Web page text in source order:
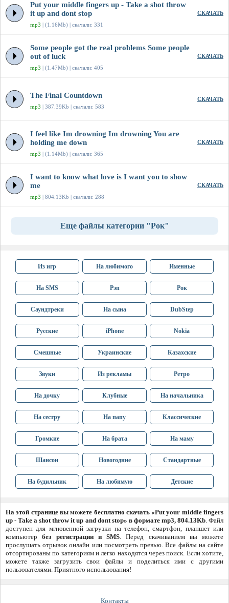
Put your middle fingers up - Take a shot throw
it up and dont stop
mp3 | (1.16Mb) | скачали: 331
СКАЧАТЬ
Some people got the real problems Some people
out of luck
mp3 | (1.47Mb) | скачали: 405
СКАЧАТЬ
The Final Countdown
mp3 | 387.39Kb | скачали: 583
СКАЧАТЬ
I feel like Im drowning Im drowning You are
holding me down
mp3 | (1.14Mb) | скачали: 365
СКАЧАТЬ
I want to know what love is I want you to show
me
mp3 | 804.13Kb | скачали: 288
СКАЧАТЬ
Еще файлы категории "Рок"
Из игр На любимого Именные
На SMS Рэп Рок
Саундтреки На сына DubStep
Русские iPhone Nokia
Смешные Украинские Казахские
Звуки Из рекламы Ретро
На дочку Клубные На начальника
На сестру На папу Классические
Громкие На брата На маму
Шансон Новогодние Стандартные
На будильник На любимую Детские
На этой странице вы можете бесплатно скачать «Put your middle fingers
up - Take a shot throw it up and dont stop» в формате mp3, 804.13Kb. Файл
доступен для мгновенной загрузки на телефон, смартфон, планшет или
компьютербез регистрации и SMS. Перед скачиванием вы можете
прослушать отрывок онлайн или посмотреть превью. Все файлы на сайте
отсортированы по категориям и легко находятся через поиск. Если хотите,
можете также загрузить свои файлы и поделиться ими с другими
пользователями. Приятного использования!
Контакты